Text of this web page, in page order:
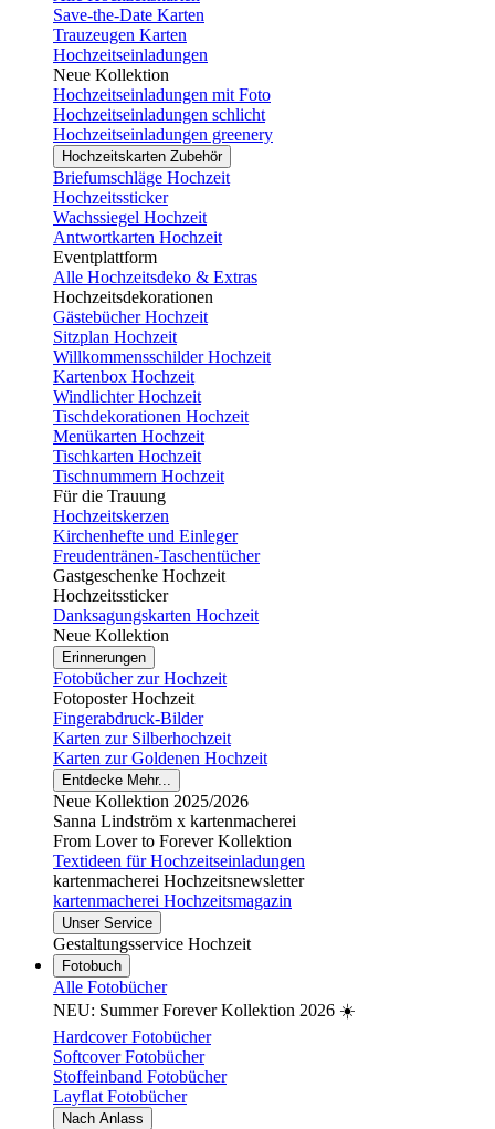
Save-the-Date Karten
Trauzeugen Karten
Hochzeitseinladungen
Neue Kollektion
Hochzeitseinladungen mit Foto
Hochzeitseinladungen schlicht
Hochzeitseinladungen greenery
Hochzeitskarten Zubehör
Briefumschläge Hochzeit
Hochzeitssticker
Wachssiegel Hochzeit
Antwortkarten Hochzeit
Eventplattform
Alle Hochzeitsdeko & Extras
Hochzeitsdekorationen
Gästebücher Hochzeit
Sitzplan Hochzeit
Willkommensschilder Hochzeit
Kartenbox Hochzeit
Windlichter Hochzeit
Tischdekorationen Hochzeit
Menükarten Hochzeit
Tischkarten Hochzeit
Tischnummern Hochzeit
Für die Trauung
Hochzeitskerzen
Kirchenhefte und Einleger
Freudentränen-Taschentücher
Gastgeschenke Hochzeit
Hochzeitssticker
Danksagungskarten Hochzeit
Neue Kollektion
Erinnerungen
Fotobücher zur Hochzeit
Fotoposter Hochzeit
Fingerabdruck-Bilder
Karten zur Silberhochzeit
Karten zur Goldenen Hochzeit
Entdecke Mehr...
Neue Kollektion 2025/2026
Sanna Lindström x kartenmacherei
From Lover to Forever Kollektion
Textideen für Hochzeitseinladungen
kartenmacherei Hochzeitsnewsletter
kartenmacherei Hochzeitsmagazin
Unser Service
Gestaltungsservice Hochzeit
Fotobuch
Alle Fotobücher
NEU: Summer Forever Kollektion 2026 ☀️
Hardcover Fotobücher
Softcover Fotobücher
Stoffeinband Fotobücher
Layflat Fotobücher
Nach Anlass